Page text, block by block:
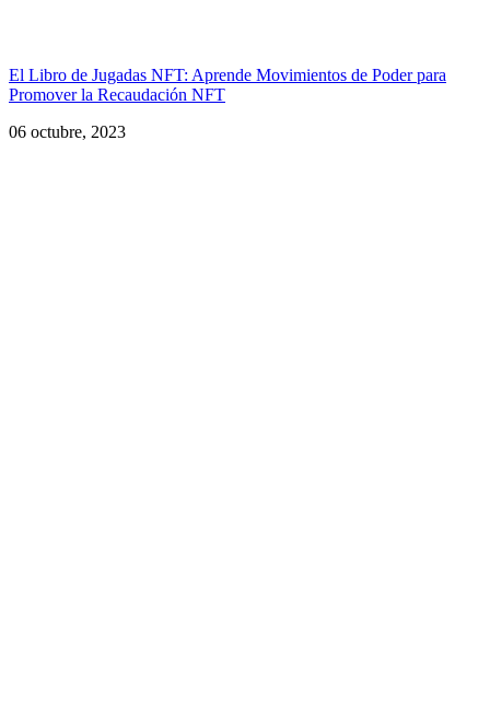
El Libro de Jugadas NFT: Aprende Movimientos de Poder para
Promover la Recaudación NFT
06 octubre, 2023